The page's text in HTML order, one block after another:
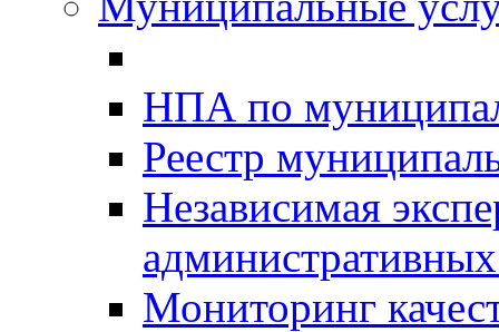
НПА по
Реестр
Независимая
Мониторинг